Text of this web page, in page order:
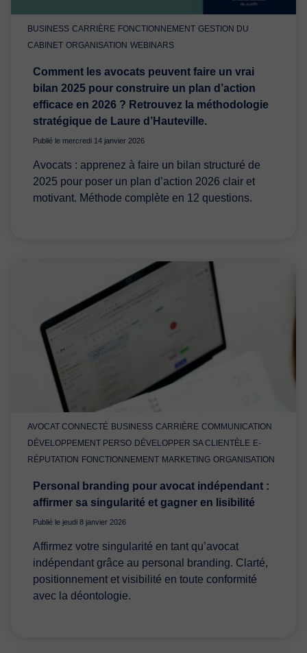
BUSINESS CARRIÈRE FONCTIONNEMENT GESTION DU
CABINET ORGANISATION WEBINARS
Comment les avocats peuvent faire un vrai
bilan 2025 pour construire un plan d’action
efficace en 2026 ? Retrouvez la méthodologie
stratégique de Laure d’Hauteville.
Publié le mercredi 14 janvier 2026
Avocats : apprenez à faire un bilan structuré de
2025 pour poser un plan d’action 2026 clair et
motivant. Méthode complète en 12 questions.
AVOCAT CONNECTÉ BUSINESS CARRIÈRE COMMUNICATION
DÉVELOPPEMENT PERSO DÉVELOPPER SA CLIENTÈLE E-
RÉPUTATION FONCTIONNEMENT MARKETING ORGANISATION
Personal branding pour avocat indépendant :
affirmer sa singularité et gagner en lisibilité
Publié le jeudi 8 janvier 2026
Affirmez votre singularité en tant qu’avocat
indépendant grâce au personal branding. Clarté,
positionnement et visibilité en toute conformité
avec la déontologie.